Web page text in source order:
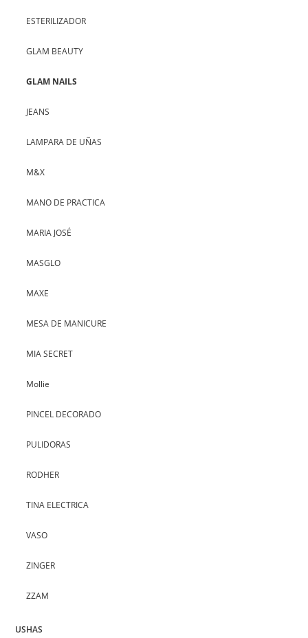
ESTERILIZADOR
GLAM BEAUTY
GLAM NAILS
JEANS
LAMPARA DE UÑAS
M&X
MANO DE PRACTICA
MARIA JOSÉ
MASGLO
MAXE
MESA DE MANICURE
MIA SECRET
Mollie
PINCEL DECORADO
PULIDORAS
RODHER
TINA ELECTRICA
VASO
ZINGER
ZZAM
USHAS